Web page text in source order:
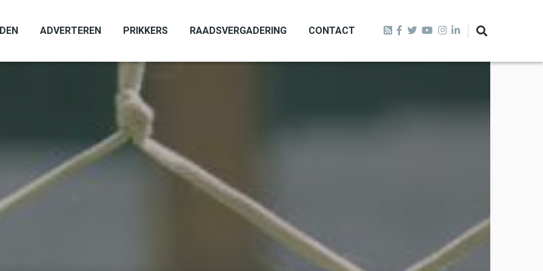
ADVERTEREN PRIKKERS RAADSVERGADERING CONTACT